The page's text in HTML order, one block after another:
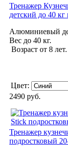
Тренажер
детский до 40
Алюминиевый
Вес до 40 кг.
Возраст от 8 лет.
Цвет:
2490 руб.
Тренажер
подростковый